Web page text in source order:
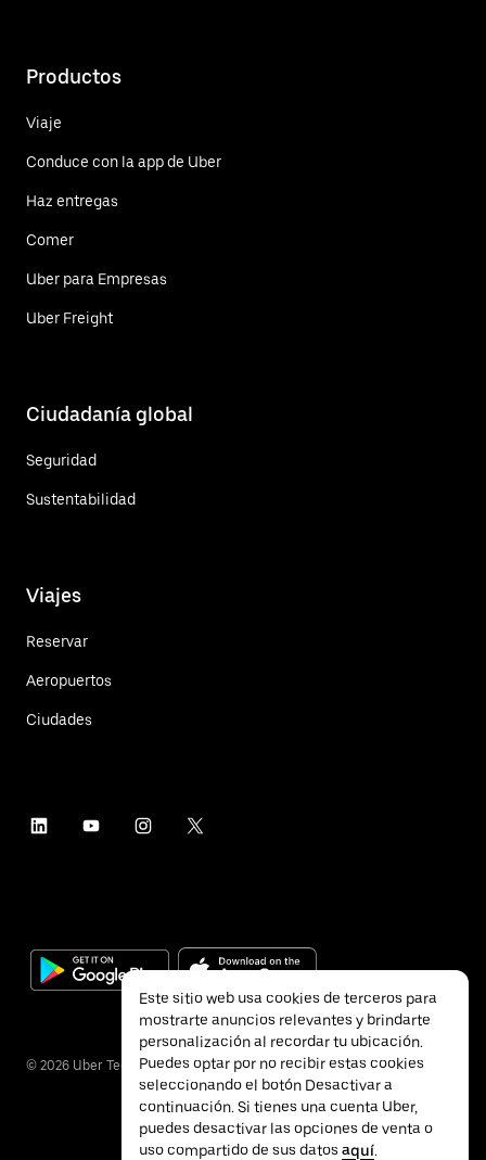
Productos
Viaje
Conduce con la app de Uber
Haz entregas
Comer
Uber para Empresas
Uber Freight
Ciudadanía global
Seguridad
Sustentabilidad
Viajes
Reservar
Aeropuertos
Ciudades
© 2026 Uber Technologies Inc.
Este sitio web usa cookies de terceros para
mostrarte anuncios relevantes y brindarte
personalización al recordar tu ubicación.
Puedes optar por no recibir estas cookies
seleccionando el botón Desactivar a
continuación. Si tienes una cuenta Uber,
puedes desactivar las opciones de venta o
uso compartido de sus datos aquí.